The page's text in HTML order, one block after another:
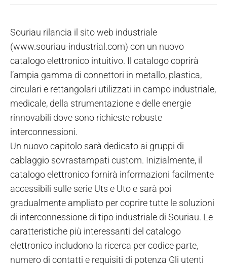
Souriau rilancia il sito web industriale
(www.souriau-industrial.com) con un nuovo
catalogo elettronico intuitivo. Il catalogo coprirà
l’ampia gamma di connettori in metallo, plastica,
circulari e rettangolari utilizzati in campo industriale,
medicale, della strumentazione e delle energie
rinnovabili dove sono richieste robuste
interconnessioni.
Un nuovo capitolo sarà dedicato ai gruppi di
cablaggio sovrastampati custom. Inizialmente, il
catalogo elettronico fornirà informazioni facilmente
accessibili sulle serie Uts e Uto e sarà poi
gradualmente ampliato per coprire tutte le soluzioni
di interconnessione di tipo industriale di Souriau. Le
caratteristiche più interessanti del catalogo
elettronico includono la ricerca per codice parte,
numero di contatti e requisiti di potenza Gli utenti